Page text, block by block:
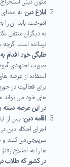
ابلاغ دین: به
آموخت، باید آن را
به دیگران منتقل
نرسانده است. گرچه
طلبگی خود اقدام
صورت اجتهادی
استفاده از عرصه
برای فعالیت در
های خود می تواند
در این عرصه
اقامه دین: پس از
اجرای احکام دین
سرپیچی می کنند و
ها را به اصلاح
در کشور که طلاب